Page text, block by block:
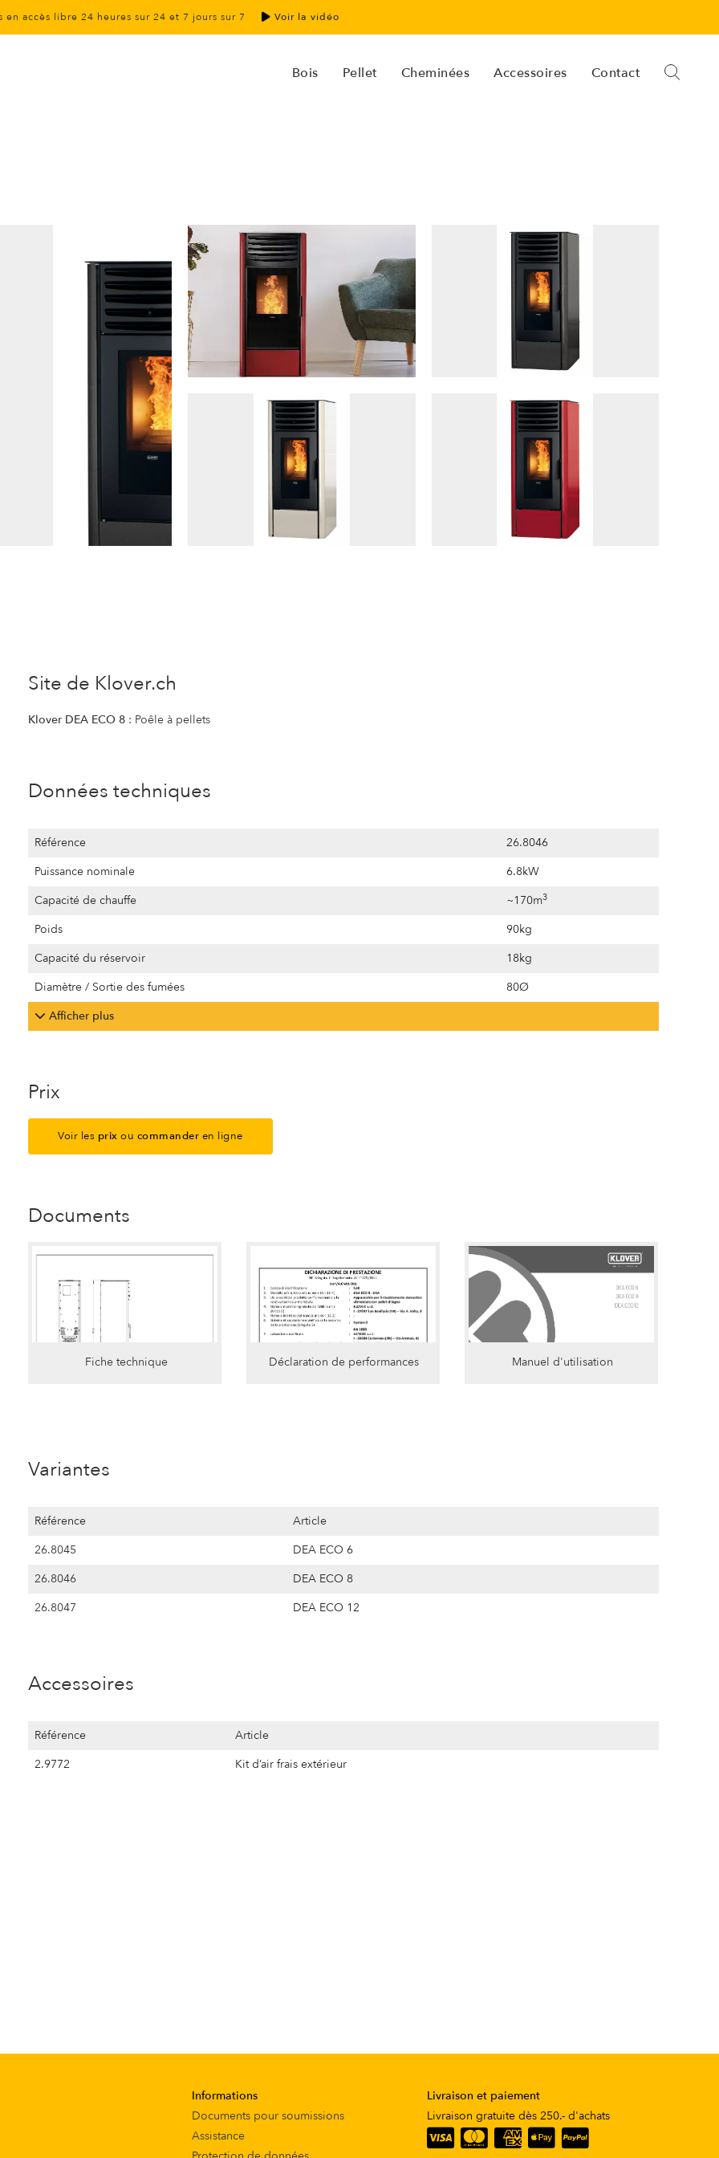
en accès libre 24 heures sur 24 et 7 jours sur 7 Voir la vidéo
Bois Pellet Cheminées Accessoires Contact
Site de Klover.ch
Klover DEA ECO 8 : Poêle à pellets
Données techniques
Référence
26.8046
Puissance nominale
6.8kW
Capacité de chauffe
~170m3
Poids
90kg
Capacité du réservoir
18kg
Diamètre / Sortie des fumées
80Ø
Afficher plus
Prix
Voir les prix ou commander en ligne
Documents
Fiche technique Déclaration de performances Manuel d'utilisation
Variantes
Référence
Article
26.8045
DEA ECO 6
26.8046
DEA ECO 8
26.8047
DEA ECO 12
Accessoires
Référence
Article
2.9772
Kit d’air frais extérieur
Informations
Documents pour soumissions
Assistance
Livraison et paiement
Livraison gratuite dès 250.- d'achats